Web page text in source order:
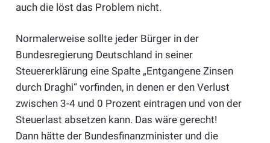
auch die löst das Problem nicht.
Normalerweise sollte jeder Bürger in der
Bundesregierung Deutschland in seiner
Steuererklärung eine Spalte „Entgangene Zinsen
durch Draghi“ vorfinden, in denen er den Verlust
zwischen 3-4 und 0 Prozent eintragen und von der
Steuerlast absetzen kann. Das wäre gerecht!
Dann hätte der Bundesfinanzminister und die